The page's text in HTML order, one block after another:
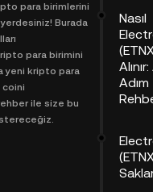
para birimlerini
Burada
para birimini
yeni kripto para
coini
ile size bu
Nasıl
Adım